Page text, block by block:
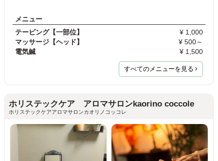
メニュー
テーピング【一部位】
¥ 1,000
マッサージ【ヘッド】
¥ 500～
電気鍼
¥ 1,500
すべてのメニューを見る
ホリステックケア アロマサロンkaorino coccole
ホリステックケアアロマサロンカオリノコッコレ